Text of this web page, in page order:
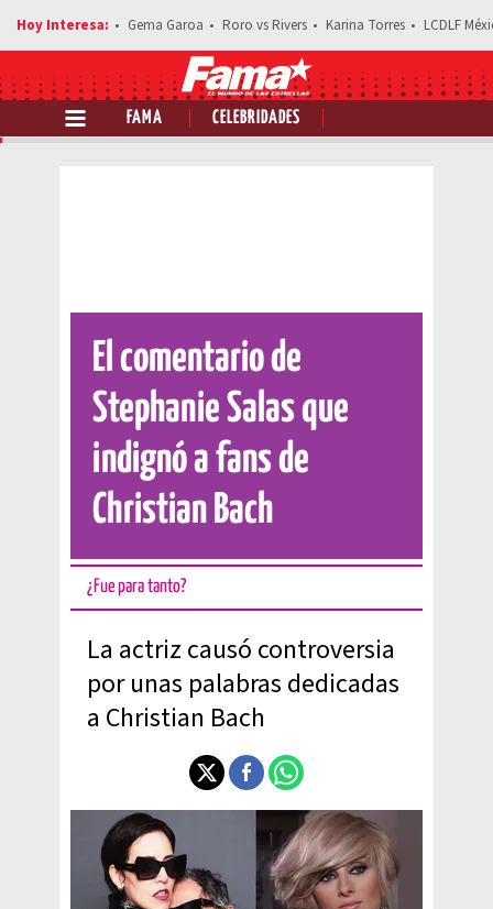
Gema Garoa Roro vs Rivers Karina Torres LCDLF
FAMA CELEBRIDADES
Comparte esta noticia
El comentario de
Stephanie Salas que
indignó a fans de
Christian Bach
¿Fue para tanto?
La actriz causó controversia
por unas palabras dedicadas
a Christian Bach